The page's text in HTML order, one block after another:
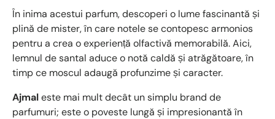
În inima acestui parfum, descoperi o lume fascinantă și
plină de mister, în care notele se contopesc armonios
pentru a crea o experiență olfactivă memorabilă. Aici,
lemnul de santal aduce o notă caldă și atrăgătoare, în
timp ce moscul adaugă profunzime și caracter.
Ajmaleste mai mult decât un simplu brand de
parfumuri; este o poveste lungă și impresionantă în